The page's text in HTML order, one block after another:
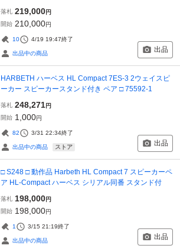
落札 219,000円
開始 210,000円
10 4/19 19:47終了
出品中の商品 出品
HARBETH ハーベス HL Compact 7ES-3 2ウェイスピ
ーカー スピーカースタンド付き ペア □ 75592-1
落札 248,271円
開始 1,000円
82 3/31 22:34終了
出品中の商品 ストア 出品
□ S248 □ 動作品 Harbeth HL Compact 7 スピーカーペ
ア HL-Compact ハーベス シリアル同番 スタンド付
落札 198,000円
開始 198,000円
1 3/15 21:19終了
出品中の商品 出品